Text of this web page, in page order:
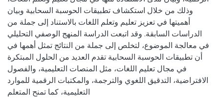
وذلك من خلال استكشاف تطبيقات الحوسبة السحابية وبيان
أهميتها في تعزيز تعليم وتعلم اللغات بالاستناد إلى جملة من
الدراسات السابقة. وقد اتبعت الدراسة المنهج الوصفي التحليلي
في معالجة الموضوع، لتخلص إلى جملة من النتائج تمثل أهمها في
أن تطبيقات الحوسبة السحابية تقدم العديد من الحلول المبتكرة
في مجال تعليم اللغات، مثل المنصات التعليمية، والفصول
الافتراضية، التدقيق اللغوي والترجمة، والمكتبات الرقمية للموارد
التعليمية، كما تمنح المتعلم